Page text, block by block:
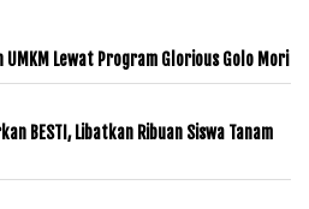
UMKM Lewat Program Glorious Golo Mori
BESTI, Libatkan Ribuan Siswa Tanam